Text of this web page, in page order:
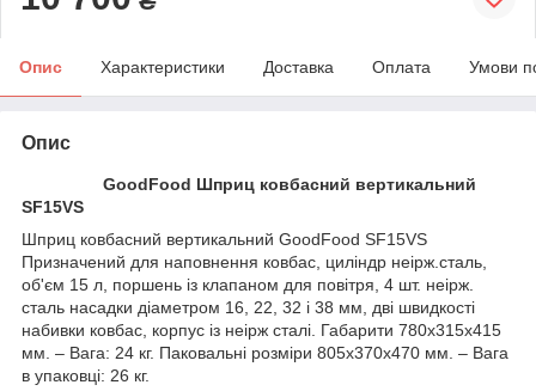
Опис Характеристики Доставка Оплата Умови
Опис
GoodFood Шприц ковбасний вертикальний
SF15VS
Шприц ковбасний вертикальний GoodFood SF15VS
Призначений для наповнення ковбас, циліндр неірж.сталь,
об'єм 15 л, поршень із клапаном для повітря, 4 шт. неірж.
сталь насадки діаметром 16, 22, 32 і 38 мм, дві швидкості
набивки ковбас, корпус із неірж сталі. Габарити 780х315х415
мм. – Вага: 24 кг. Паковальні розміри 805х370х470 мм. – Вага
в упаковці: 26 кг.